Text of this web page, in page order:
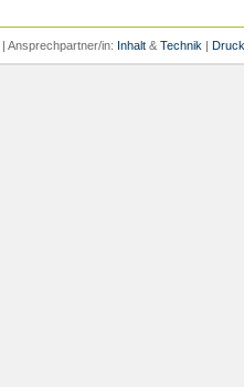
| Ansprechpartner/in: Inhalt & Technik |